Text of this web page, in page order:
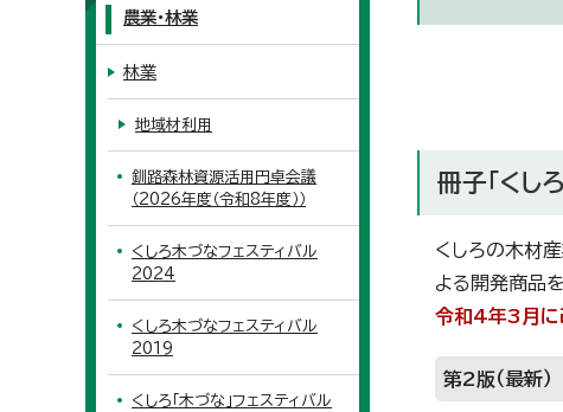
冊子「くし
くしろの木材
よる開発商品
令和4年3月に
第2版（最新）
農業・林業
林業
地域材利用
釧路森林資源活用円卓会議
（2026年度（令和8年度））
くしろ木づなフェスティバル
2024
くしろ木づなフェスティバル
2019
くしろ「木づな」フェスティバル